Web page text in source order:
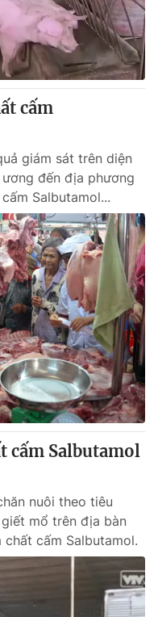
video
Thể thao
sản
lòng Việt
mình bằng AI
cấm
giám sát trên diện
đến địa phương
Salbutamol...
cấm Salbutamol
nuôi theo tiêu
mổ trên địa bàn
chất cấm Salbutamol.